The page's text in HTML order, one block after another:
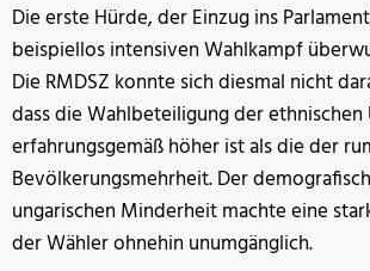
Die erste Hürde, der Einzug ins
beispiellos intensiven Wahlkampf
Die RMDSZ konnte sich diesmal nicht
dass die Wahlbeteiligung der ethnischen
erfahrungsgemäß höher ist als die der
Bevölkerungsmehrheit. Der
ungarischen Minderheit machte eine
der Wähler ohnehin unumgänglich.